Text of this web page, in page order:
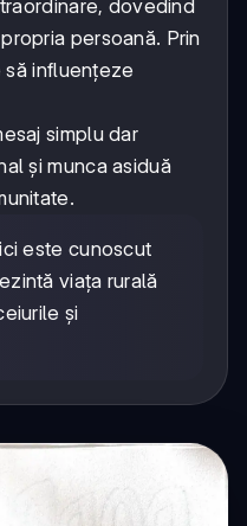
dovedind
persoană. Prin
influențeze
simplu dar
și munca asiduă
este cunoscut
viața rurală
și